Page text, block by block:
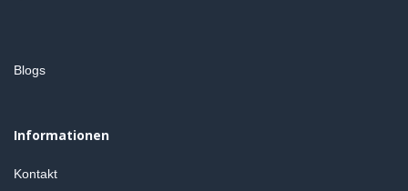
Blogs
Informationen
Kontakt